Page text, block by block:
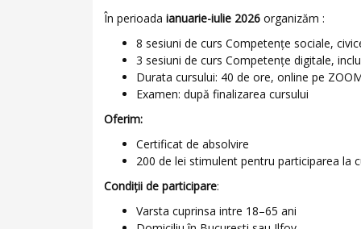
În perioada ianuarie-iulie 2026 organizăm :
8 sesiuni de curs Competențe sociale,
3 sesiuni de curs Competențe digitale,
Durata cursului: 40 de ore, online pe
Examen: după finalizarea cursului
Oferim:
Certificat de absolvire
200 de lei stimulent pentru participarea la
Condiții de participare:
Varsta cuprinsa intre 18–65 ani